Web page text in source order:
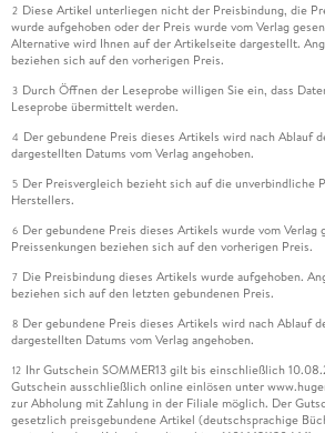
2 Diese Artikel unterliegen nicht der Preisbindung, die
wurde aufgehoben oder der Preis wurde vom Verlag
Alternative wird Ihnen auf der Artikelseite dargestellt.
beziehen sich auf den vorherigen Preis.
3 Durch Öffnen der Leseprobe willigen Sie ein, dass
Leseprobe übermittelt werden.
4 Der gebundene Preis dieses Artikels wird nach Ablauf
dargestellten Datums vom Verlag angehoben.
5 Der Preisvergleich bezieht sich auf die unverbindliche
Herstellers.
6 Der gebundene Preis dieses Artikels wurde vom Verlag
Preissenkungen beziehen sich auf den vorherigen Preis.
7 Die Preisbindung dieses Artikels wurde aufgehoben.
beziehen sich auf den letzten gebundenen Preis.
8 Der gebundene Preis dieses Artikels wird nach Ablauf
dargestellten Datums vom Verlag angehoben.
12 Ihr Gutschein SOMMER13 gilt bis einschließlich
Gutschein ausschließlich online einlösen unter
zur Abholung mit Zahlung in der Filiale möglich. Der
gesetzlich preisgebundene Artikel (deutschsprachige